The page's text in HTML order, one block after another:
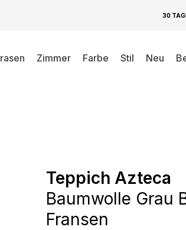
30
Zimmer Farbe Stil Neu
Teppich Azteca
Baumwolle Grau
Fransen